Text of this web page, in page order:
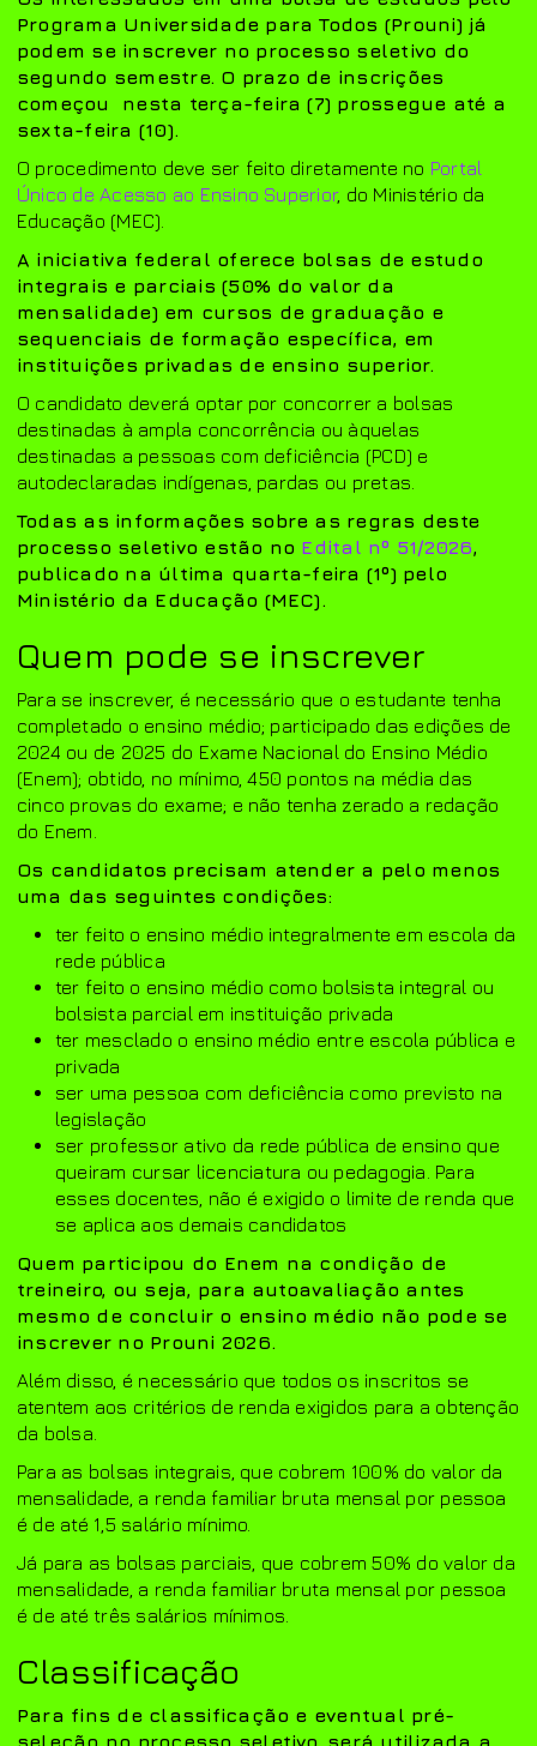
Programa Universidade para Todos (Prouni) já
podem se inscrever no processo seletivo do
segundo semestre. O prazo de inscrições
começou nesta terça-feira (7) prossegue até a
sexta-feira (10).
O procedimento deve ser feito diretamente no Portal
Único de Acesso ao Ensino Superior, do Ministério da
Educação (MEC).
A iniciativa federal oferece bolsas de estudo
integrais e parciais (50% do valor da
mensalidade) em cursos de graduação e
sequenciais de formação específica, em
instituições privadas de ensino superior.
O candidato deverá optar por concorrer a bolsas
destinadas à ampla concorrência ou àquelas
destinadas a pessoas com deficiência (PCD) e
autodeclaradas indígenas, pardas ou pretas.
Todas as informações sobre as regras deste
processo seletivo estão no Edital nº 51/2026,
publicado na última quarta-feira (1º) pelo
Ministério da Educação (MEC).
Quem pode se inscrever
Para se inscrever, é necessário que o estudante tenha
completado o ensino médio; participado das edições de
2024 ou de 2025 do Exame Nacional do Ensino Médio
(Enem); obtido, no mínimo, 450 pontos na média das
cinco provas do exame; e não tenha zerado a redação
do Enem.
Os candidatos precisam atender a pelo menos
uma das seguintes condições:
ter feito o ensino médio integralmente em escola da
rede pública
ter feito o ensino médio como bolsista integral ou
bolsista parcial em instituição privada
ter mesclado o ensino médio entre escola pública e
privada
ser uma pessoa com deficiência como previsto na
legislação
ser professor ativo da rede pública de ensino que
queiram cursar licenciatura ou pedagogia. Para
esses docentes, não é exigido o limite de renda que
se aplica aos demais candidatos
Quem participou do Enem na condição de
treineiro, ou seja, para autoavaliação antes
mesmo de concluir o ensino médio não pode se
inscrever no Prouni 2026.
Além disso, é necessário que todos os inscritos se
atentem aos critérios de renda exigidos para a obtenção
da bolsa.
Para as bolsas integrais, que cobrem 100% do valor da
mensalidade, a renda familiar bruta mensal por pessoa
é de até 1,5 salário mínimo.
Já para as bolsas parciais, que cobrem 50% do valor da
mensalidade, a renda familiar bruta mensal por pessoa
é de até três salários mínimos.
Classificação
Para fins de classificação e eventual pré-
seleção no processo seletivo, será utilizada a